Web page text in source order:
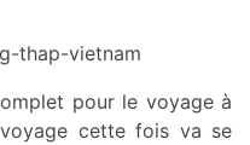
pour le voyage à
cette fois va se